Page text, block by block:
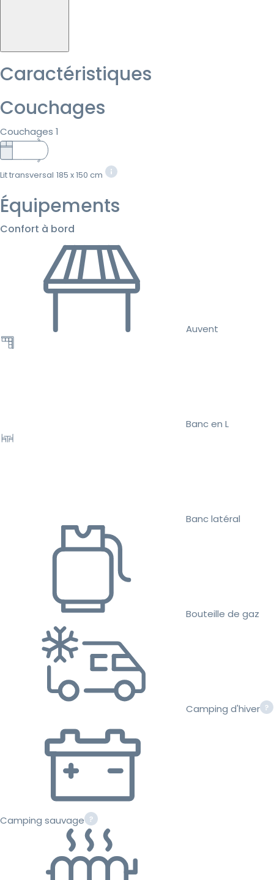
Caractéristiques
Couchages
Couchages 1
Lit transversal 185 x 150 cm
Équipements
Confort à bord
Auvent
Banc en L
Banc latéral
Bouteille de gaz
Camping d'hiver
Camping sauvage